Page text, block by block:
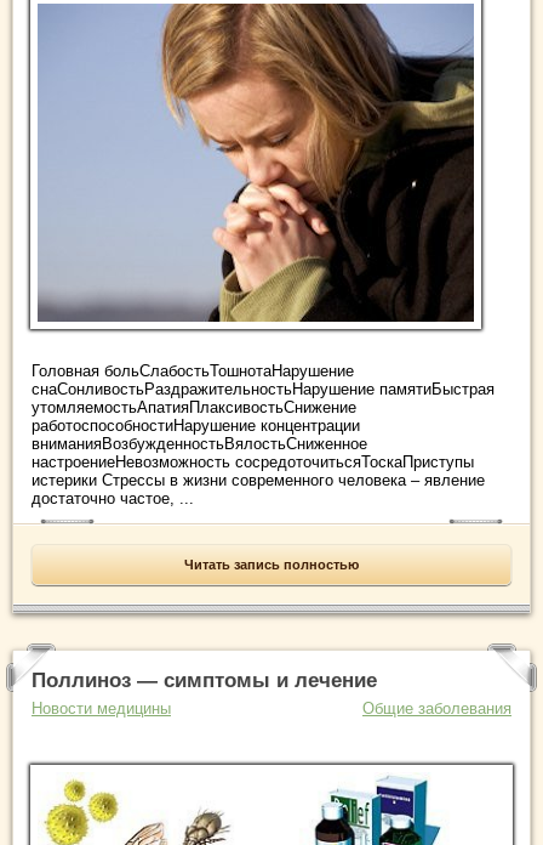
Головная больСлабостьТошнотаНарушение
снаСонливостьРаздражительностьНарушение памятиБыстрая
утомляемостьАпатияПлаксивостьСнижение
работоспособностиНарушение концентрации
вниманияВозбужденностьВялостьСниженное
настроениеНевозможность сосредоточитьсяТоскаПриступы
истерики Стрессы в жизни современного человека – явление
достаточно частое, ...
Читать запись полностью
Поллиноз — симптомы и лечение
Новости медицины Общие заболевания